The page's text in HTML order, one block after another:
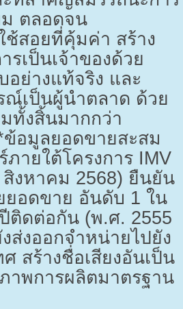
ตลอดจน
ช้สอยที่คุ้มค่า สร้าง
รเป็นเจ้าของด้วย
อย่างแท้จริง และ
ณ์เป็นผู้นำตลาด ด้วย
ทั้งสิ้นมากกว่า
อมูลยอดขายสะสม
ภายใต้โครงการ IMV
สิงหาคม 2568) ยืนยัน
ยอดขาย อันดับ 1 ใน
ติดต่อกัน (พ.ศ. 2555
ส่งออกจำหน่ายไปยัง
สร้างชื่อเสียงอันเป็น
พการผลิตมาตรฐาน